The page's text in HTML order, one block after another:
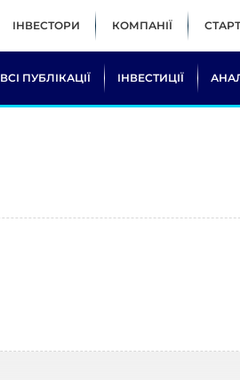
ІНВЕСТОРИ КОМПАНІЇ
ВСІ ПУБЛІКАЦІЇ ІНВЕСТИЦІЇ